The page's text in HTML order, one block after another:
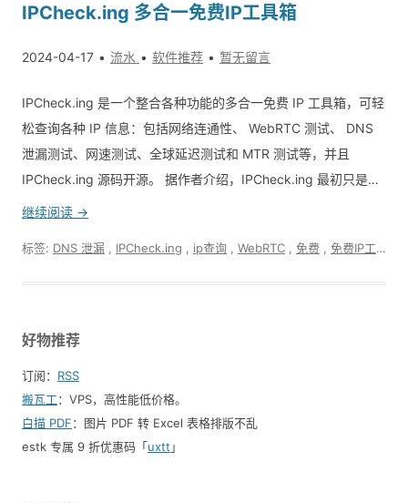
IPCheck.ing 多合一免费IP工具箱
2024-04-17 流水 软件推荐 暂无留言
IPCheck.ing 是一个整合各种功能的多合一免费 IP 工具箱，可轻
松查询各种 IP 信息：包括网络连通性、 WebRTC 测试、 DNS
泄漏测试、网速测试、全球延迟测试和 MTR 测试等，并且
IPCheck.ing 源码开源。 据作者介绍，IPCheck.ing 最初只是…
继续阅读 →
标签: DNS 泄漏 IPCheck.ing ip查询 WebRTC 免费 免费IP工具箱
好物推荐
订阅： RSS
搬瓦工：VPS，高性能低价格。️
白描 PDF：图片 PDF 转 Excel 表格排版不乱
estk 专属 9 折优惠码「uxtt 」